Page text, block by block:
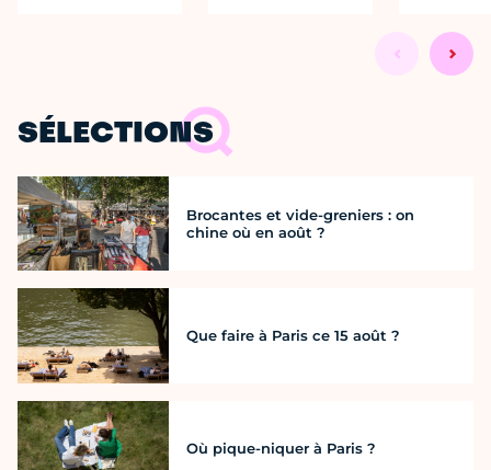
SÉLECTIONS
Brocantes et vide-greniers : on
chine où en août ?
Que faire à Paris ce 15 août ?
Où pique-niquer à Paris ?